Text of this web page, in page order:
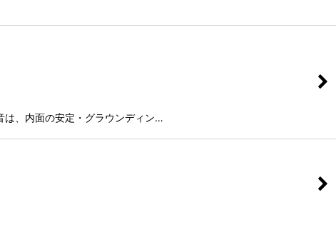
、内面の安定・グラウンディン…